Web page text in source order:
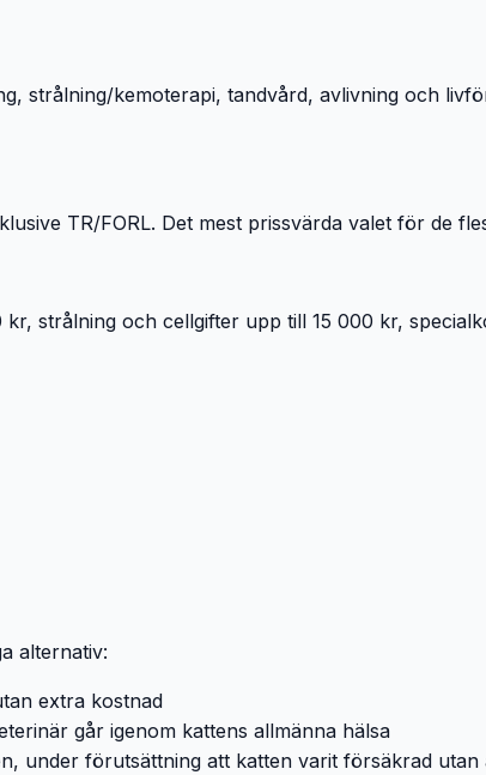
strålning/kemoterapi, tandvård, avlivning och
TR/FORL. Det mest prissvärda valet för de
strålning och cellgifter upp till 15 000 kr,
alternativ:
extra kostnad
går igenom kattens allmänna hälsa
under förutsättning att katten varit försäkrad